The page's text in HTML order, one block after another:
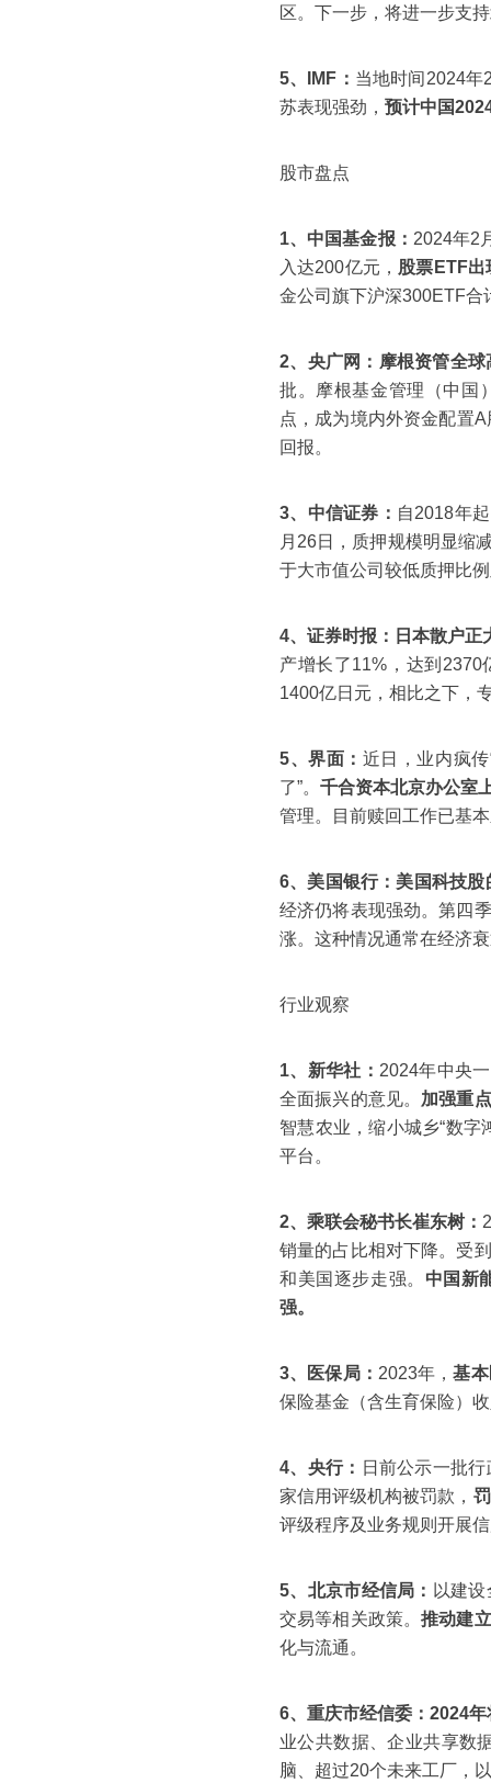
区。下一步，将进一步支
5、IMF： 当地时间2024年
苏表现强劲， 预计中国
股市盘点
1、中国基金报： 2024年2
入达200亿元， 股票ETF出
金公司旗下沪深300ETF合
2、央广网： 摩根资管全
批。摩根基金管理（中国
点，成为境内外资金配置
回报。
3、中信证券： 自2018年
月26日，质押规模明显缩
于大市值公司较低质押比
4、证券时报： 日本散户正
产增长了11%，达到
1400亿日元，相比之下，
5、界面： 近日，业内疯
了”。千合资本北京办公室
管理。目前赎回工作已基
6、美国银行： 美国科技股
经济仍将表现强劲。第四
涨。这种情况通常在经济
行业观察
1、新华社： 2024年中央
全面振兴的意见。 加强重
智慧农业，缩小城乡“数
平台。
2、乘联会秘书长崔东树：
销量的占比相对下降。受
和美国逐步走强。 中国新
强。
3、医保局： 2023年，基
保险基金（含生育保险）
4、央行： 日前公示一批
家信用评级机构被罚款，
评级程序及业务规则开展
5、北京市经信局： 以建
交易等相关政策。推动建
化与流通。
6、重庆市经信委： 2024年
业公共数据、企业共享数
脑、超过20个未来工厂，